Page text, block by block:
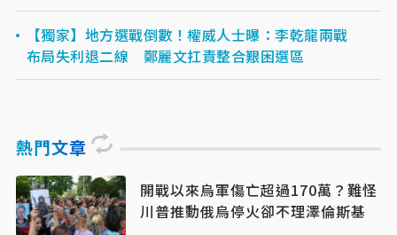
【獨家】地方選戰倒數！權威人士曝：李乾龍兩戰
布局失利退二線 鄭麗文扛責整合艱困選區
熱門文章
開戰以來烏軍傷亡超過170萬？難怪
川普推動俄烏停火卻不理澤倫斯基